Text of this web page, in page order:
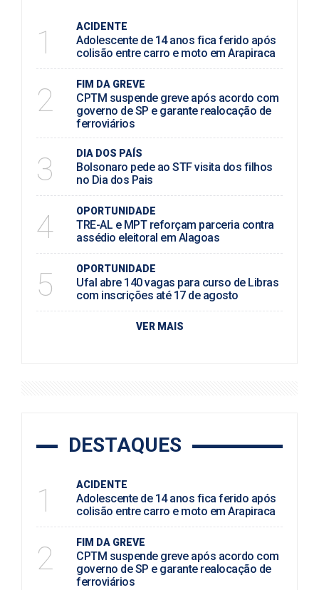
1 ACIDENTE
Adolescente de 14 anos fica ferido após
colisão entre carro e moto em Arapiraca
2 FIM DA GREVE
CPTM suspende greve após acordo com
governo de SP e garante realocação de
ferroviários
3 DIA DOS PAÍS
Bolsonaro pede ao STF visita dos filhos
no Dia dos Pais
4 OPORTUNIDADE
TRE-AL e MPT reforçam parceria contra
assédio eleitoral em Alagoas
5 OPORTUNIDADE
Ufal abre 140 vagas para curso de Libras
com inscrições até 17 de agosto
VER MAIS
DESTAQUES
1 ACIDENTE
Adolescente de 14 anos fica ferido após
colisão entre carro e moto em Arapiraca
2 FIM DA GREVE
CPTM suspende greve após acordo com
governo de SP e garante realocação de
ferroviários